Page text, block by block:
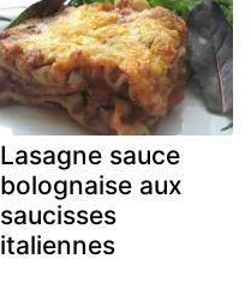
Lasagne sauce
bolognaise aux
saucisses
italiennes